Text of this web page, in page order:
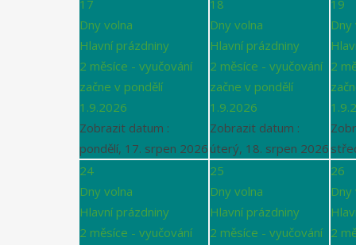
17
Dny volna
Hlavní prázdniny
2 měsíce - vyučování
začne v pondělí
1.9.2026
Zobrazit datum :
pondělí, 17. srpen 2026
18
Dny volna
Hlavní prázdniny
2 měsíce - vyučování
začne v pondělí
1.9.2026
Zobrazit datum :
úterý, 18. srpen 2026
19
Dny
2
24
Dny volna
Hlavní prázdniny
2 měsíce - vyučování
25
Dny volna
Hlavní prázdniny
2 měsíce - vyučování
26
Dny
2